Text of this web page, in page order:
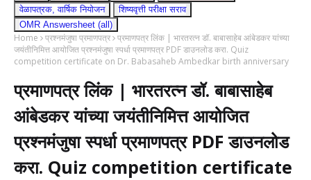
वेळापत्रक, वार्षिक नियोजन
शिष्यवृत्ती परीक्षा सराव
OMR Answersheet (all)
Home प्रश्नमंजुषा प्रमाणपत्र प्रमाणपत्र लिंक | भारतरत्न डॉ. बाबासाहेब आंबेडकर यांच्या
जयंतीनिमित्त आयोजित प्रश्नमंजुषा स्पर्धा प्रमाणपत्र PDF डाउनलोड करा. Quiz
competition certificate on Dr. Babasaheb Ambedkar birth anniversary
प्रमाणपत्र लिंक | भारतरत्न डॉ. बाबासाहेब
आंबेडकर यांच्या जयंतीनिमित्त आयोजित
प्रश्नमंजुषा स्पर्धा प्रमाणपत्र PDF डाउनलोड
करा. Quiz competition certificate